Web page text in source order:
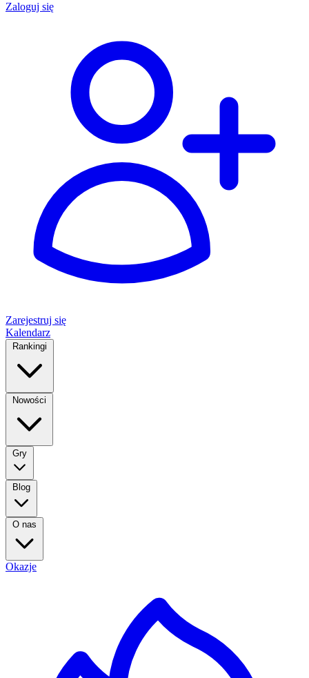
Zaloguj się
Zarejestruj się
Kalendarz
Rankingi
Nowości
Gry
Blog
O nas
Okazje